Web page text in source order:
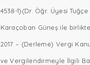
4538-1)(Dr. Öğr. Üyesi Tuğçe
Karaçoban Güneş ile
2017 – (Derleme) Vergi
ve Vergilendirmeyle İlgili